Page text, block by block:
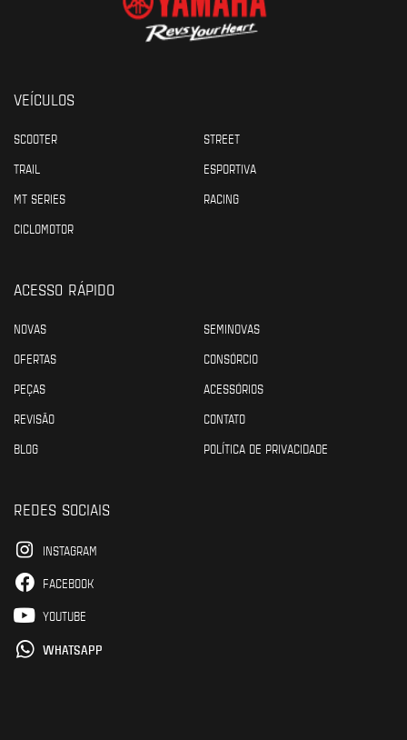
VEÍCULOS
SCOOTER
STREET
TRAIL
ESPORTIVA
MT SERIES
RACING
CICLOMOTOR
ACESSO RÁPIDO
NOVAS
SEMINOVAS
OFERTAS
CONSÓRCIO
PEÇAS
ACESSÓRIOS
REVISÃO
CONTATO
BLOG
POLÍTICA DE PRIVACIDADE
REDES SOCIAIS
INSTAGRAM
FACEBOOK
YOUTUBE
WHATSAPP